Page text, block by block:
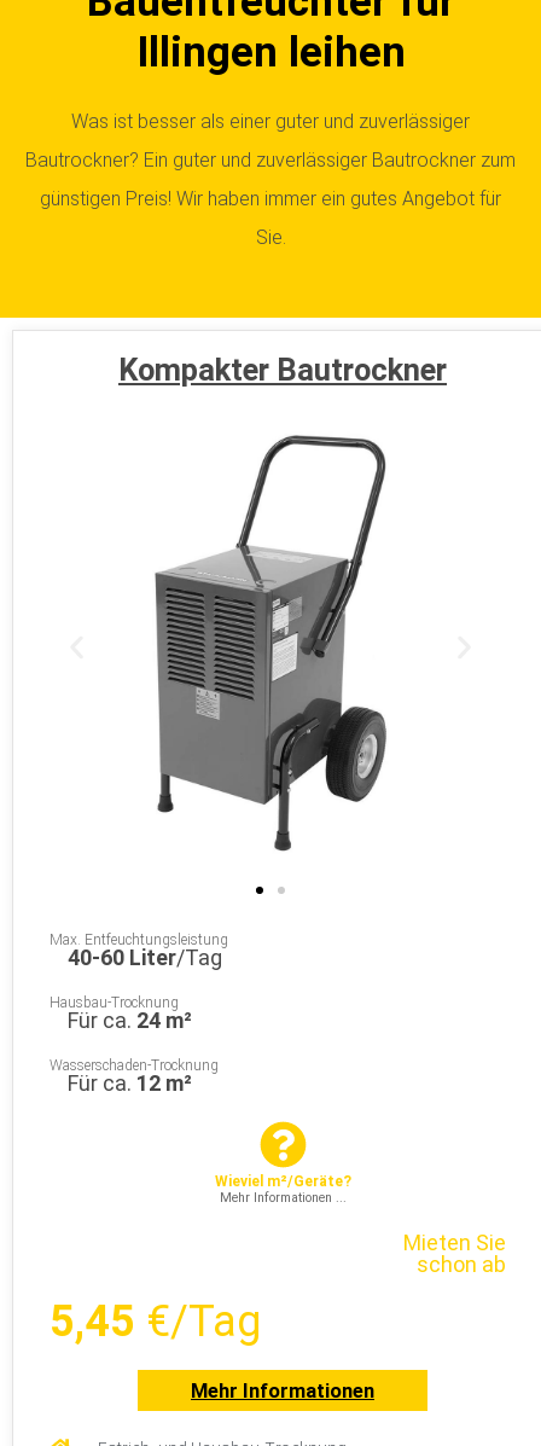
Illingen leihen
Was ist besser als einer guter und zuverlässiger
Bautrockner? Ein guter und zuverlässiger Bautrockner zum
günstigen Preis! Wir haben immer ein gutes Angebot für
Sie.
Kompakter Bautrockner
Max. Entfeuchtungsleistung
40-60 Liter/Tag
Hausbau-Trocknung
Für ca. 24 m²
Wasserschaden-Trocknung
Für ca. 12 m²
Wieviel m²/Geräte?
Mehr Informationen ...
Mieten Sie
schon ab
5,45 €/Tag
Mehr Informationen